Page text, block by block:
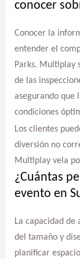
conocer
Conocer la
entender el
Parks. Multiplay
de las
asegurando que
condiciones
Los clientes
diversión no
Multiplay vela
¿Cuántas
evento en
La capacidad de
del tamaño y
planificar